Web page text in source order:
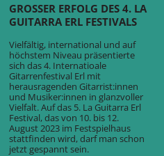
GROSSER ERFOLG DES 4. LA
GUITARRA ERL FESTIVALS
Vielfältig, international und auf
höchstem Niveau präsentierte
sich das 4. Internatioale
Gitarrenfestival Erl mit
herausragenden Gitarrist:innen
und Musiker:innen in glanzvoller
Vielfalt.Auf das 5. La Guitarra Erl
Festival, das von 10. bis 12.
August 2023 im Festspielhaus
stattfinden wird, darf man schon
jetzt gespannt sein.